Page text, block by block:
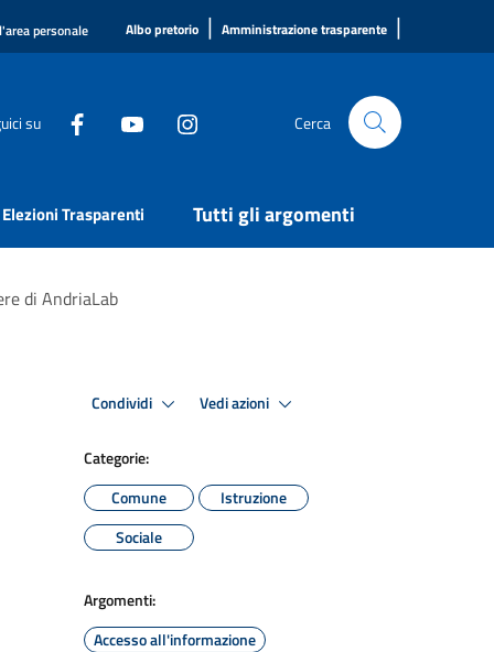
personale Albo pretorio | Amministrazione trasparente |
su Cerca
Elezioni Trasparenti Tutti gli argomenti
di AndriaLab
Condividi Vedi azioni
Categorie:
Comune
Istruzione
Sociale
Argomenti:
Accesso all'informazione